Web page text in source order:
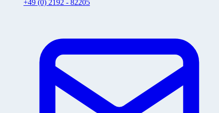
+49 (0) 2192 - 82205